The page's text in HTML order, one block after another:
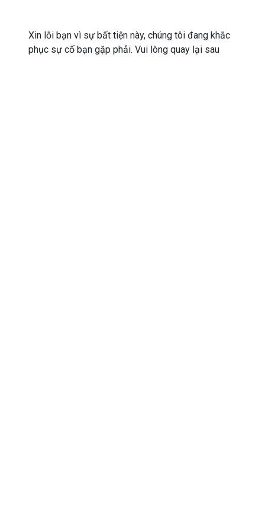
Xin lỗi bạn vì sự bất tiện này, chúng tôi đang khắc
phục sự cố bạn gặp phải. Vui lòng quay lại sau